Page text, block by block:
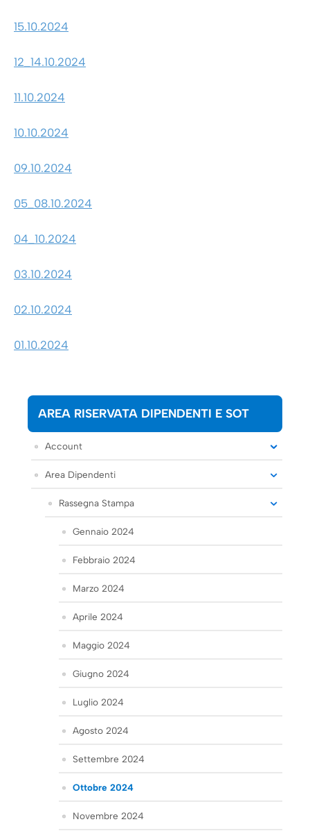
15.10.2024
12_14.10.2024
11.10.2024
10.10.2024
09.10.2024
05_08.10.2024
04_10.2024
03.10.2024
02.10.2024
01.10.2024
AREA RISERVATA DIPENDENTI E SOT
Account
Area Dipendenti
Rassegna Stampa
Gennaio 2024
Febbraio 2024
Marzo 2024
Aprile 2024
Maggio 2024
Giugno 2024
Luglio 2024
Agosto 2024
Settembre 2024
Ottobre 2024
Novembre 2024